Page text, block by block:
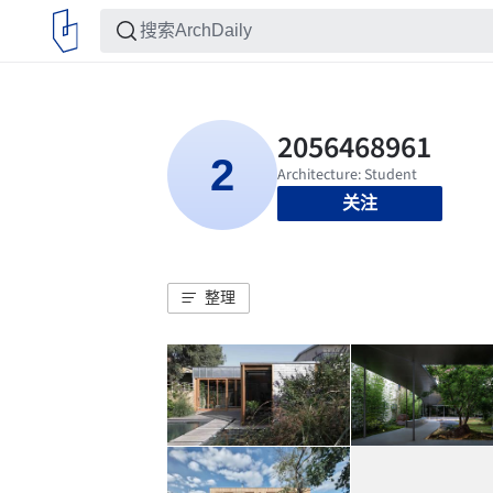
关注
整理